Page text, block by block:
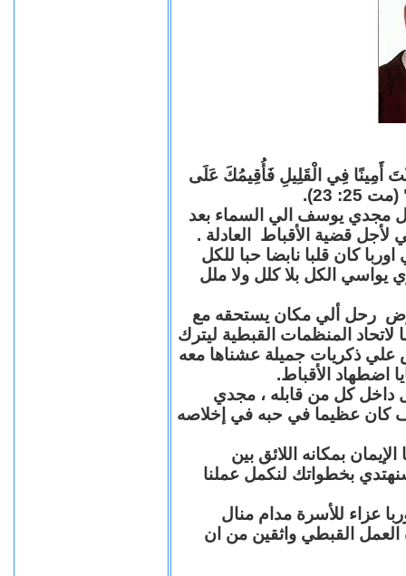
أَمِينًا فِي الْقَلِيلِ فَأُقِيمُكَ عَلَى
23).
مجدي يوسف الي السماء بعد
قضية الأقباط العادلة .
كان قلبا نابضا حبا للكل
يواسي الكل بلا كلل ولا ملل
رحل ألي مكان يستحقه مع
المنظمات القبطية ليترك
علي ذكريات جميلة عشناها معه
اضطهاد الأقباط.
داخل كل من قابله ، مجدي
عظيما في حبه في إخلاصه
بمكانه اللائق بين
بخطواتك لنكمل عملنا
عزاء للأسرة مدام منال
العمل القبطي واثقين من ان